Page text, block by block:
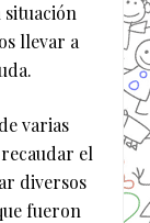
situación
llevar a
varias
el
diversos
fueron